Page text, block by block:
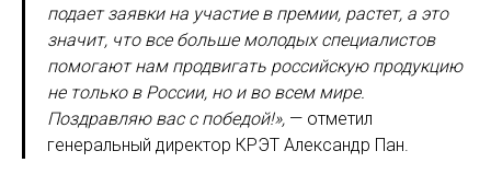
подает заявки на участие в премии, растет, а это
значит, что все больше молодых специалистов
помогают нам продвигать российскую продукцию
не только в России, но и во всем мире.
Поздравляю вас с победой!», — отметил
генеральный директор КРЭТ Александр Пан.